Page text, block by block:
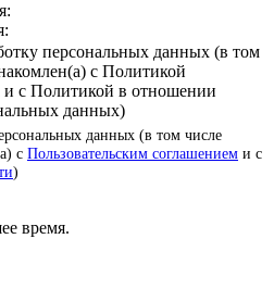
персональных данных (в том
с Политикой
и с Политикой в отношении
данных)
данных (в том числе
с Пользовательским соглашением и с
)
время.